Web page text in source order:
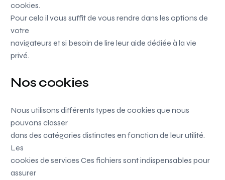
cookies.
Pour cela il vous suffit de vous rendre dans les options de
votre
navigateurs et si besoin de lire leur aide dédiée à la vie
privé.
Nos cookies
Nous utilisons différents types de cookies que nous
pouvons classer
dans des catégories distinctes en fonction de leur utilité.
Les
cookies de services Ces fichiers sont indispensables pour
assurer